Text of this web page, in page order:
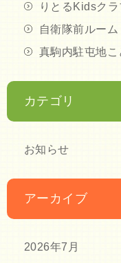
りとるKidsクラ
自衛隊前ルーム
真駒内駐屯地
カテゴリ
お知らせ
アーカイブ
2026年7月